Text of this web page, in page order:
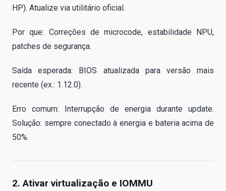
HP). Atualize via utilitário oficial.
Por que: Correções de microcode, estabilidade NPU,
patches de segurança.
Saída esperada: BIOS atualizada para versão mais
recente (ex.: 1.12.0).
Erro comum: Interrupção de energia durante update.
Solução: sempre conectado à energia e bateria acima de
50%.
2. Ativar virtualização e IOMMU